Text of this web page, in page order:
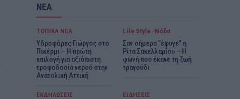
ΝΕΑ
ΤΟΠΙΚΑ ΝΕΑ
Υδροφόρες Γιώργος στο
Πικέρμι – Η πρώτη
επιλογή για αξιόπιστη
τροφοδοσία νερού στην
Ανατολική Αττική
Life Style -Μόδα
Σαν σήμερα ”έφυγε” η
Ρίτα Σακελλαρίου – Η
φωνή που έκανε τη ζωή
τραγούδι
ΕΚΔΗΛΩΣΕΙΣ ΕΙΔΗΣΕΙΣ